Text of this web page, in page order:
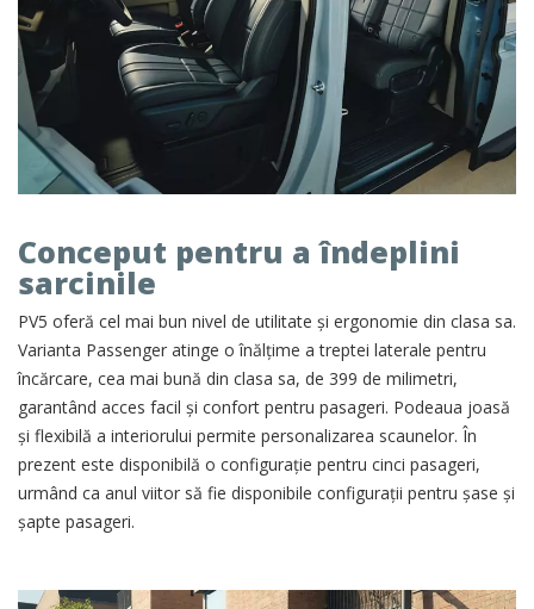
Conceput pentru a îndeplini
sarcinile
PV5 oferă cel mai bun nivel de utilitate și ergonomie din clasa sa.
Varianta Passenger atinge o înălțime a treptei laterale pentru
încărcare, cea mai bună din clasa sa, de 399 de milimetri,
garantând acces facil și confort pentru pasageri. Podeaua joasă
și flexibilă a interiorului permite personalizarea scaunelor. În
prezent este disponibilă o configurație pentru cinci pasageri,
urmând ca anul viitor să fie disponibile configurații pentru șase și
șapte pasageri.